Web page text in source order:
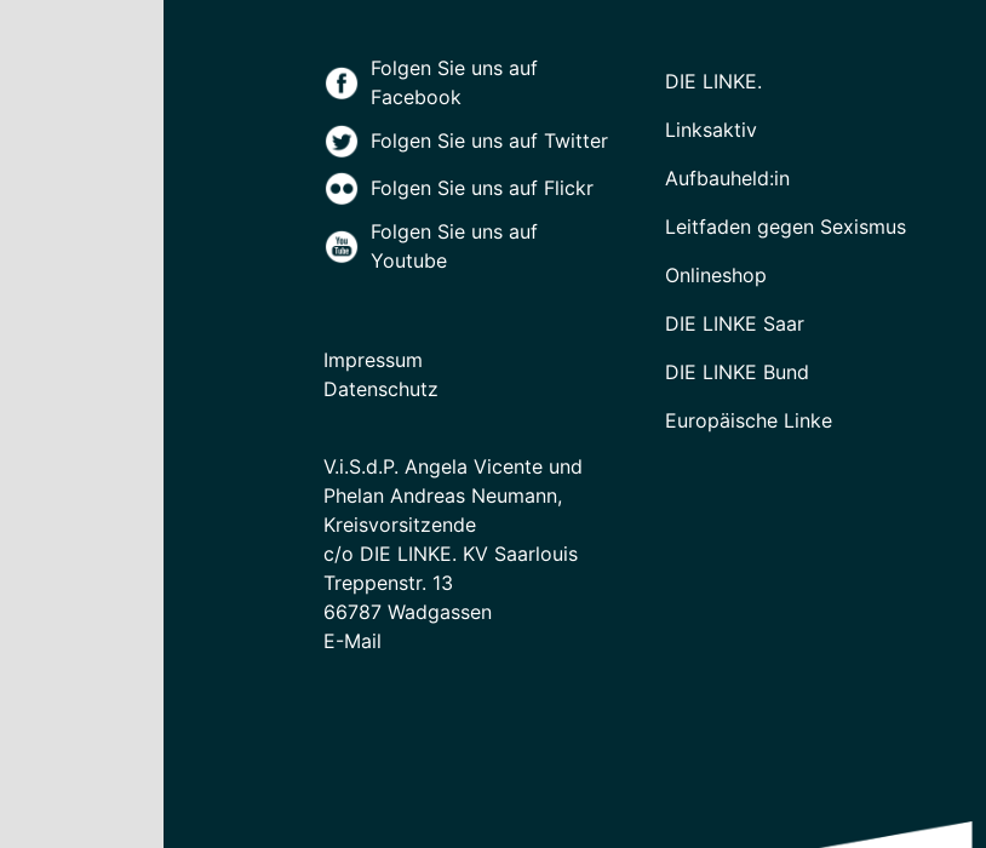
Folgen Sie uns auf
Facebook
Folgen Sie uns auf Twitter
Folgen Sie uns auf Flickr
Folgen Sie uns auf
Youtube
Impressum
Datenschutz
V.i.S.d.P. Angela Vicente und
Phelan Andreas Neumann,
Kreisvorsitzende
c/o DIE LINKE. KV Saarlouis
Treppenstr. 13
66787 Wadgassen
E-Mail
DIE LINKE.
Linksaktiv
Aufbauheld:in
Leitfaden gegen Sexismus
Onlineshop
DIE LINKE Saar
DIE LINKE Bund
Europäische Linke